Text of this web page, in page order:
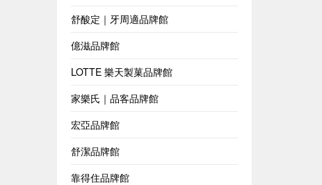
舒酸定｜牙周適品牌館
億滋品牌館
LOTTE 樂天製菓品牌館
家樂氏｜品客品牌館
宏亞品牌館
舒潔品牌館
靠得住品牌館